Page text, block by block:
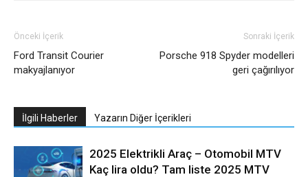
Önceki İçerik
Ford Transit Courier
makyajlanıyor
Sonraki İçerik
Porsche 918 Spyder modelleri
geri çağırılıyor
İlgili Haberler Yazarın Diğer İçerikleri
2025 Elektrikli Araç – Otomobil MTV
Kaç lira oldu? Tam liste 2025 MTV